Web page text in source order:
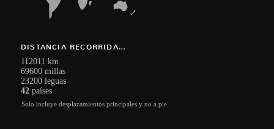
DISTANCIA RECORRIDA…
112011 km
69600 millas
23200 leguas
42 países
Solo incluye desplazamientos principales y no a pie.